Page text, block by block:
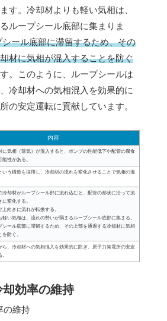
す。冷却材よりも軽い気相は、
ループシール底部に集まりま
ール底部に滞留するため、その
材に気相が混入することを防ぐ
。このように、ループシールは
冷却材への気相混入を効果的に
の安定運転に貢献しています。
内容
に気相（蒸気）が混入すると、ポンプの性能低下や配管の腐食
能性がある。
いう構造を採用し、冷却材の流れを変化させることで気相の混
冷却材がループシール部に流れ込むと、配管の形状に沿って流
変化する。
上向きに流れが転換する。
軽い気相は、流れの勢いが弱まるループシール底部に集まる。
シール底部に滞留するため、その上部を通過する冷却材に気相
防ぐ。
ら、冷却材への気相混入を効果的に防ぎ、原子力発電所の安定
却効率の維持